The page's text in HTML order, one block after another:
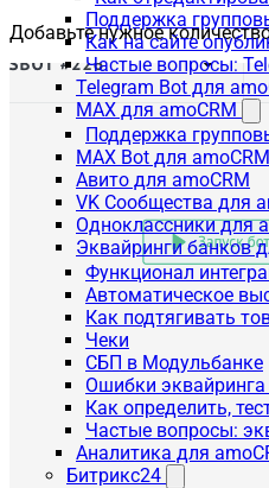
Поддержка
Как на сайте
Частые вопросы:
Telegram Bot для
MAX для amoCRM
Поддержка
MAX Bot для amoCRM
Авито для amoCRM
VK Сообщества для
Одноклассники для
Эквайринги банков
Функционал
Автоматическое
Как подтягивать
Чеки
СБП в Модульбанке
Ошибки
Как определить,
Частые вопросы:
Аналитика для
Битрикс24
Добавьте нужное